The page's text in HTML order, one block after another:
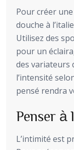
Pour créer
douche à
Utilisez des
pour un
des variateurs
l’intensité
pensé rendra
Penser
L’intimité est